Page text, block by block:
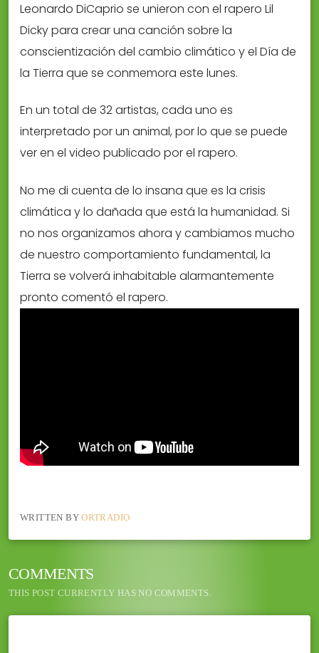
Leonardo DiCaprio se unieron con el rapero Lil
Dicky para crear una canción sobre la
conscientización del cambio climático y el Día de
la Tierra que se conmemora este lunes.
En un total de 32 artistas, cada uno es
interpretado por un animal, por lo que se puede
ver en el video publicado por el rapero.
No me di cuenta de lo insana que es la crisis
climática y lo dañada que está la humanidad. Si
no nos organizamos ahora y cambiamos mucho
de nuestro comportamiento fundamental, la
Tierra se volverá inhabitable alarmantemente
pronto comentó el rapero.
WRITTEN BYORTRADIO
COMMENTS
THIS POST CURRENTLY HAS NO COMMENTS.